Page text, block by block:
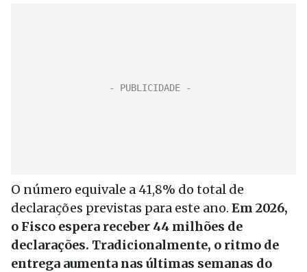
O número equivale a 41,8% do total de
declarações previstas para este ano. Em 2026,
o Fisco espera receber 44 milhões de
declarações. Tradicionalmente, o ritmo de
entrega aumenta nas últimas semanas do